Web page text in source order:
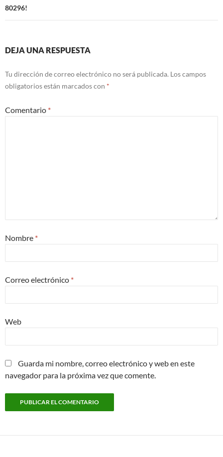
80296!
DEJA UNA RESPUESTA
Tu dirección de correo electrónico no será publicada. Los campos
obligatorios están marcados con *
Comentario *
Nombre *
Correo electrónico *
Web
Guarda mi nombre, correo electrónico y web en este
navegador para la próxima vez que comente.